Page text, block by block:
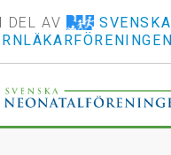
DEL AV
SVENSKA